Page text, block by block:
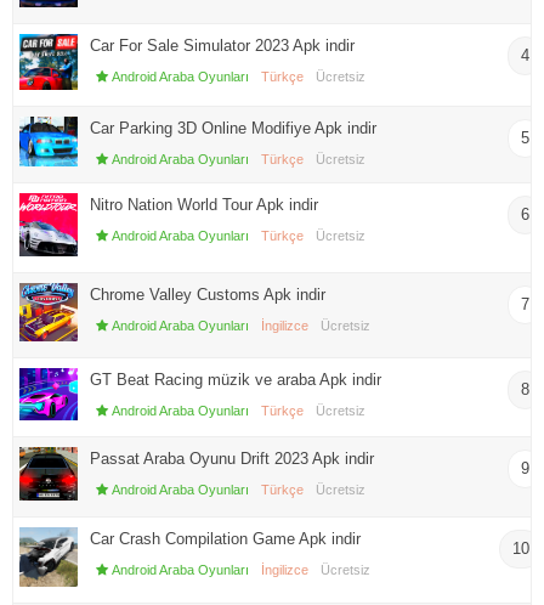
Car For Sale Simulator 2023 Apk indir
Android Araba Oyunları Türkçe Ücretsiz
4
Car Parking 3D Online Modifiye Apk indir
Android Araba Oyunları Türkçe Ücretsiz
5
Nitro Nation World Tour Apk indir
Android Araba Oyunları Türkçe Ücretsiz
6
Chrome Valley Customs Apk indir
Android Araba Oyunları İngilizce Ücretsiz
7
GT Beat Racing müzik ve araba Apk indir
Android Araba Oyunları Türkçe Ücretsiz
8
Passat Araba Oyunu Drift 2023 Apk indir
Android Araba Oyunları Türkçe Ücretsiz
9
Car Crash Compilation Game Apk indir
Android Araba Oyunları İngilizce Ücretsiz
10